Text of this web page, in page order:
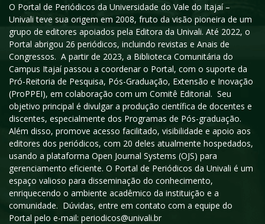
O Portal de Periódicos da Universidade do Vale do Itajaí –
Univali teve sua origem em 2008, fruto da visão pioneira de um
grupo de editores apoiados pela Editora da Univali. Até 2022, o
Portal abrigou 26 periódicos, incluindo revistas e Anais de
Congressos. A partir de 2023, a Biblioteca Comunitária do
Campus Itajaí passou a coordenar o Portal, com o suporte da
Pró-Reitoria de Pesquisa, Pós-Graduação, Extensão e Inovação
(ProPPEI), em colaboração com um Comitê Editorial. Seu
objetivo principal é divulgar a produção científica de docentes e
discentes, especialmente dos Programas de Pós-graduação.
Além disso, promove acesso facilitado, visibilidade e apoio aos
editores dos periódicos, com 20 deles atualmente hospedados,
usando a plataforma Open Journal Systems (OJS) para
gerenciamento eficiente. O Portal de Periódicos da Univali é um
espaço valioso para disseminação do conhecimento,
enriquecendo o ambiente acadêmico da instituição e a
comunidade. Dúvidas, entre em contato com a equipe do
Portal pelo e-mail: periodicos@univali.br